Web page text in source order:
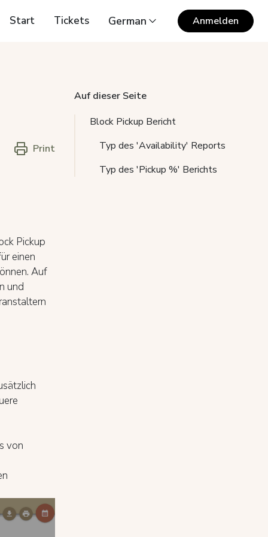
Start Tickets German Anmelden
Print
Pickup
einen
Auf
und
von
Auf dieser Seite
Block Pickup Bericht
Typ des 'Availability' Reports
Typ des 'Pickup %' Berichts